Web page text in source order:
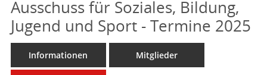
Ausschuss für Soziales, Bildung,
Jugend und Sport - Termine 2025
Informationen Mitglieder